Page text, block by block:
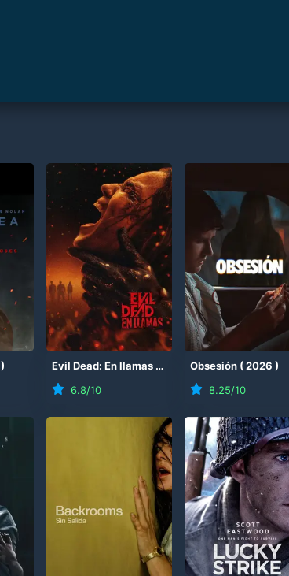
)
Evil Dead: En llamas (2026
)
6.8/10
Obsesión (2026 )
8.25/10